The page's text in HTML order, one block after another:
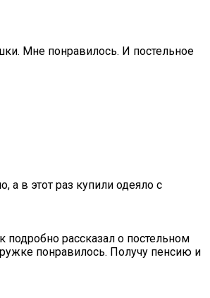
Мне понравилось. И постельное
а в этот раз купили одеяло с
рассказал о постельном
понравилось. Получу пенсию и